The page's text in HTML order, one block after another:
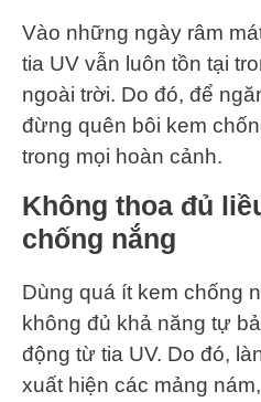
Vào những ngày râm
tia UV vẫn luôn tồn tại
ngoài trời. Do đó, để
đừng quên bôi kem
trong mọi hoàn cảnh.
Không thoa đủ
chống nắng
Dùng quá ít kem chống
không đủ khả năng tự
động từ tia UV. Do đó,
xuất hiện các mảng